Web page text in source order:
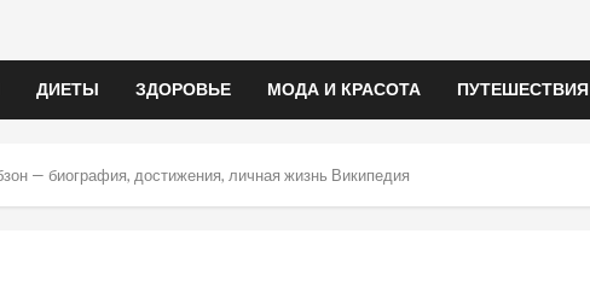
ДИЕТЫ ЗДОРОВЬЕ МОДА И КРАСОТА ПУТЕШЕСТВИЯ
— биография, достижения, личная жизнь Википедия